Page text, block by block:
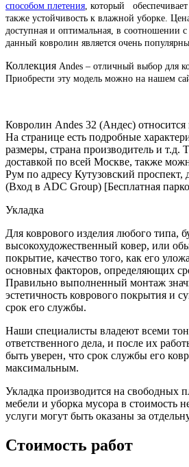
способом плетения, который
также устойчивость к влажной уборке.
доступная и оптимальная, в соотношении
данный ковролин является очень
Коллекция Andes – отличный выбор для
Приобрести эту модель можно на нашем
Ковролин Andes 32 (Андес)
На странице есть подробные
размеры, страна производитель и т.д.
доставкой по всей Москве, также
Рум по адресу Кутузовский проспект,
(Вход в ADC Group) [Бесплатная
Укладка
Для коврового изделия любого типа,
высокохудожественный ковер, или
покрытие, качество того, как его
основных факторов, определяющих
Правильно выполненный монтаж
эстетичность коврового покрытия и
срок его службы.
Наши специалисты владеют всеми
ответственного дела, и после их
быть уверен, что срок службы его
максимальным.
Укладка производится на свободных
мебели и уборка мусора в стоимость
услуги могут быть оказаны за
Стоимость работ